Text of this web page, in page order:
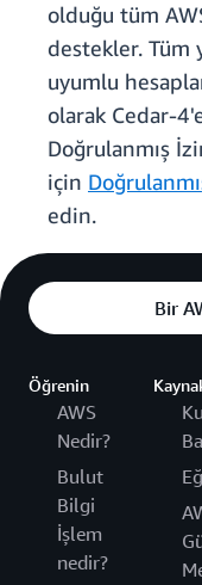
olduğu tüm
destekler. Tüm
uyumlu
olarak Cedar-
Doğrulanmış
için
edin.
Bir
Öğrenin
AWS
Nedir?
Bulut
Bilgi
İşlem
nedir?